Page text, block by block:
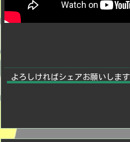
よろしければシェアお願いします